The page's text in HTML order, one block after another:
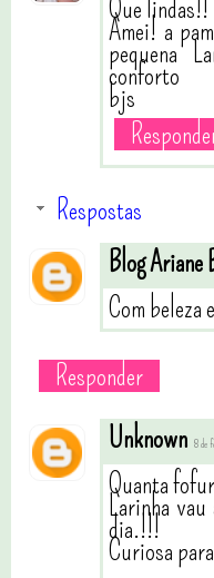
Que lindas!!
Amei! a
pequena
conforto
bjs
Respostas
Blog Ariane
Com beleza
Responder
Unknown 8 de
Quanta
Larinha
dia.!!!
Curiosa